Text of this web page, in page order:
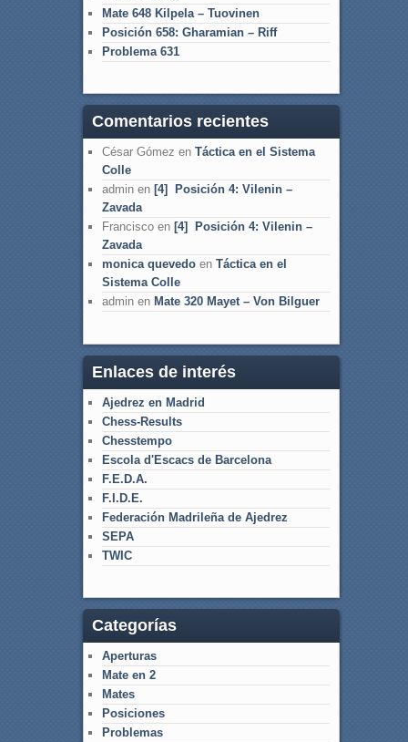
Mate 648 Kilpela – Tuovinen
Posición 658: Gharamian – Riff
Problema 631
Comentarios recientes
César Gómez en Táctica en el Sistema
Colle
adminen [4] Posición 4: Vilenin –
Zavada
Franciscoen [4] Posición 4: Vilenin –
Zavada
monica quevedoen Táctica en el
Sistema Colle
adminen Mate 320 Mayet – Von Bilguer
Enlaces de interés
Ajedrez en Madrid
Chess-Results
Chesstempo
Escola d'Escacs de Barcelona
F.E.D.A.
F.I.D.E.
Federación Madrileña de Ajedrez
SEPA
TWIC
Categorías
Aperturas
Mate en 2
Mates
Posiciones
Problemas